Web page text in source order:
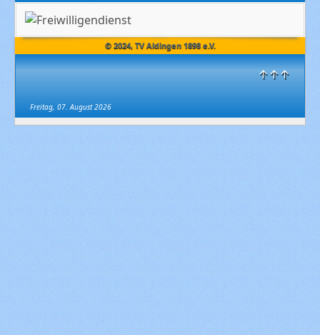
© 2024, TV Aldingen 1898 e.V.
↑↑↑
Freitag, 07. August 2026